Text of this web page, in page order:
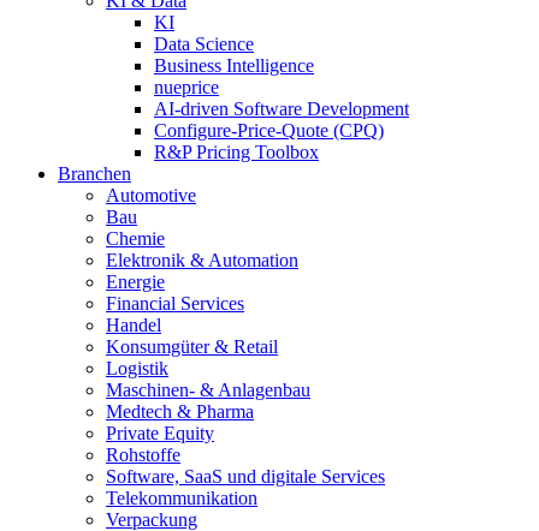
KI
Data Science
Business Intelligence
nueprice
AI-driven Software Development
Configure-Price-Quote (CPQ)
R&P Pricing Toolbox
Branchen
Automotive
Bau
Chemie
Elektronik & Automation
Energie
Financial Services
Handel
Konsumgüter & Retail
Logistik
Maschinen- & Anlagenbau
Medtech & Pharma
Private Equity
Rohstoffe
Software, SaaS und digitale Services
Telekommunikation
Verpackung